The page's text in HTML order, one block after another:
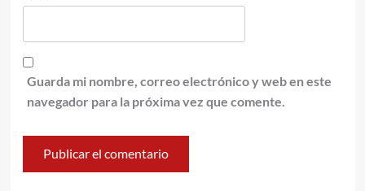
Guarda mi nombre, correo electrónico y web en este
navegador para la próxima vez que comente.